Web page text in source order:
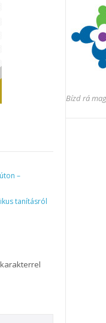
–
tanításról
Bízd rá